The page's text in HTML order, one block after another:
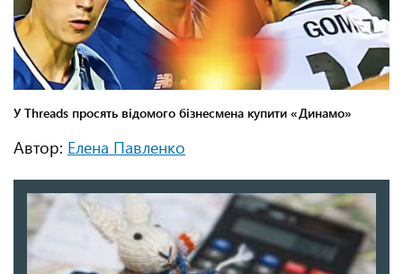
Автор: Елена Павленко